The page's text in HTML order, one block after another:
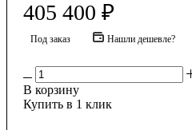
405 400 ₽
Под заказ Нашли дешевле?
В корзину
Купить в 1 клик